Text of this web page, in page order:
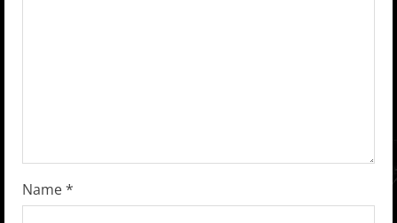
g
Name*